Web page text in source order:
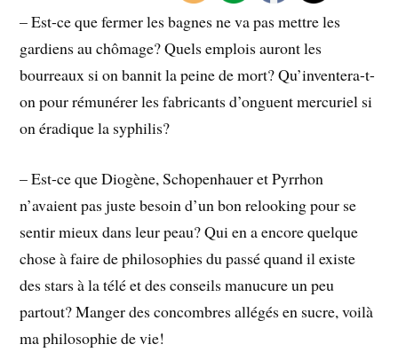
– Est-ce que fermer les bagnes ne va pas mettre les
gardiens au chômage? Quels emplois auront les
bourreaux si on bannit la peine de mort? Qu’inventera-t-
on pour rémunérer les fabricants d’onguent mercuriel si
on éradique la syphilis?
– Est-ce que Diogène, Schopenhauer et Pyrrhon
n’avaient pas juste besoin d’un bon relooking pour se
sentir mieux dans leur peau? Qui en a encore quelque
chose à faire de philosophies du passé quand il existe
des stars à la télé et des conseils manucure un peu
partout? Manger des concombres allégés en sucre, voilà
ma philosophie de vie!